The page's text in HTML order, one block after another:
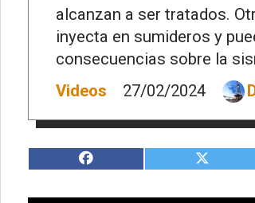
alcanzan a ser tratados.
inyecta en sumideros y
consecuencias sobre la
Videos
27/02/2024